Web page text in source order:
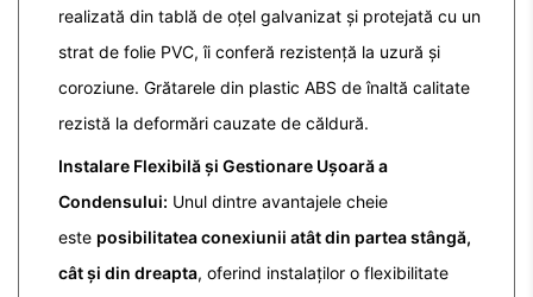
realizată din tablă de oțel galvanizat și protejată cu un
strat de folie PVC, îi conferă rezistență la uzură și
coroziune. Grătarele din plastic ABS de înaltă calitate
rezistă la deformări cauzate de căldură.
Instalare Flexibilă și Gestionare Ușoară a
Condensului: Unul dintre avantajele cheie
este posibilitatea conexiunii atât din partea stângă,
cât și din dreapta, oferind instalaților o flexibilitate